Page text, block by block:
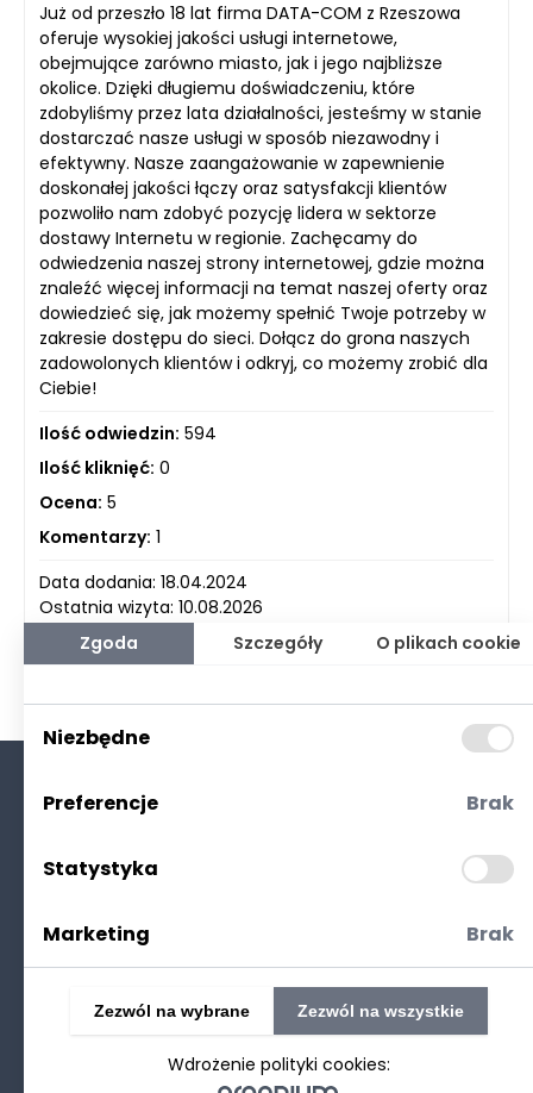
Już od przeszło 18 lat firma DATA-COM z Rzeszowa
oferuje wysokiej jakości usługi internetowe,
obejmujące zarówno miasto, jak i jego najbliższe
okolice. Dzięki długiemu doświadczeniu, które
zdobyliśmy przez lata działalności, jesteśmy w stanie
dostarczać nasze usługi w sposób niezawodny i
efektywny. Nasze zaangażowanie w zapewnienie
doskonałej jakości łączy oraz satysfakcji klientów
pozwoliło nam zdobyć pozycję lidera w sektorze
dostawy Internetu w regionie. Zachęcamy do
odwiedzenia naszej strony internetowej, gdzie można
znaleźć więcej informacji na temat naszej oferty oraz
dowiedzieć się, jak możemy spełnić Twoje potrzeby w
zakresie dostępu do sieci. Dołącz do grona naszych
zadowolonych klientów i odkryj, co możemy zrobić dla
Ciebie!
Ilość odwiedzin: 594
Ilość kliknięć: 0
Ocena: 5
Komentarzy: 1
Data dodania: 18.04.2024
Ostatnia wizyta: 10.08.2026
Polityka prywatności
©2025 Realizacjastrony www: Technetium.pl
Zgoda Szczegóły O plikach cookie
Niezbędne
Preferencje Brak
Statystyka
Marketing Brak
Wdrożenie polityki cookies:
Zezwól na wybrane Zezwól na wszystkie